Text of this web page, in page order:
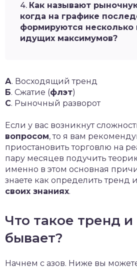
4. Как называют
когда на графике
формируются несколько
идущих максимумов?
А. Восходящий тренд
Б. Сжатие (флэт)
С. Рыночный разворот
Если у вас возникнут
вопросом, то я вам
приостановить торговлю на
пару месяцев подучить
именно в этом основная
знаете как определить тренд и
своих знаниях.
Что такое тренд
бывает?
Начнем с азов. Ниже вы